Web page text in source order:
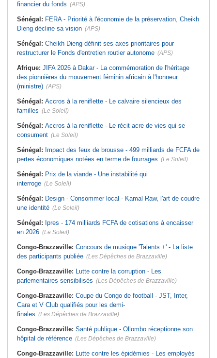
financier du fonds (APS)
Sénégal: FERA - Priorité à l'économie de la préservation, Cheikh
Dieng décline sa vision (APS)
Sénégal: Cheikh Dieng définit ses axes prioritaires pour
restructurer le Fonds d'entretien routier autonome (APS)
Afrique: JIFA 2026 à Dakar - La commémoration de l'héritage
des pionnières du mouvement féminin africain à l'honneur
(ministre) (APS)
Sénégal: Accros à la reniflette - Le calvaire silencieux des
familles (Le Soleil)
Sénégal: Accros à la reniflette - Le récit acre de vies qui se
consument (Le Soleil)
Sénégal: Impact des feux de brousse - 499 milliards de FCFA de
pertes économiques notées en terme de fourrages (Le Soleil)
Sénégal: Prix de la viande - Une instabilité qui
interroge (Le Soleil)
Sénégal: Design - Consommer local - Kamal Raw, l'art de coudre
une identité (Le Soleil)
Sénégal: Ipres - 174 milliards FCFA de cotisations à encaisser
en 2026 (Le Soleil)
Congo-Brazzaville: Concours de musique 'Talents +' - La liste
des participants publiée (Les Dépêches de Brazzaville)
Congo-Brazzaville: Lutte contre la corruption - Les
parlementaires sensibilisés (Les Dépêches de Brazzaville)
Congo-Brazzaville: Coupe du Congo de football - JST, Inter,
Cara et V Club qualifiés pour les demi-
finales (Les Dépêches de Brazzaville)
Congo-Brazzaville: Santé publique - Ollombo réceptionne son
hôpital de référence (Les Dépêches de Brazzaville)
Congo-Brazzaville: Lutte contre les épidémies - Les employés